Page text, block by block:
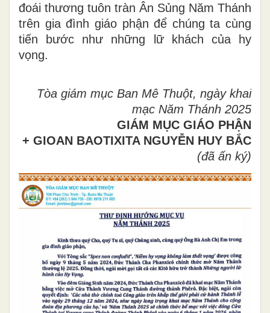
đoái thương tuôn tràn Ân Sủng Năm Thánh
trên gia đình giáo phận để chúng ta cùng
tiến bước như những lữ khách của hy
vọng.
Tòa giám mục Ban Mê Thuột, ngày khai
mạc Năm Thánh 2025
GIÁM MỤC GIÁO PHẬN
+ GIOAN BAOTIXITA NGUYỄN HUY BẮC
(đã ấn ký)